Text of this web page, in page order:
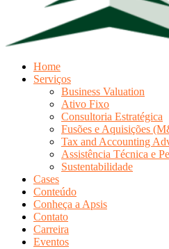
Home
Serviços
Business Valuation
Ativo Fixo
Consultoria Estratégica
Fusões e Aquisições
Tax and Accounting
Assistência Técnica e
Sustentabilidade
Cases
Conteúdo
Conheça a Apsis
Contato
Carreira
Eventos